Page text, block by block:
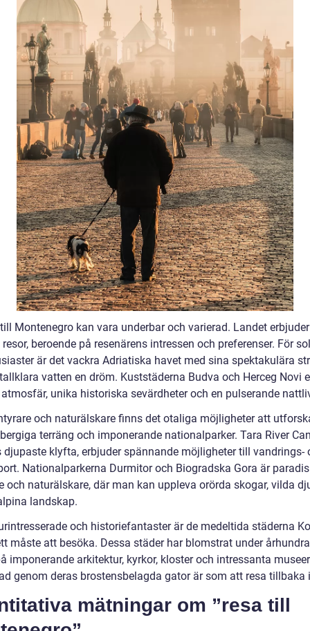
Montenegro kan vara underbar och varierad. Landet
beroende på resenärens intressen och preferenser. För
är det vackra Adriatiska havet med sina spektakulära
vatten en dröm. Kuststäderna Budva och Herceg Novi
unika historiska sevärdheter och en pulserande
och naturälskare finns det otaliga möjligheter att
terräng och imponerande nationalparker. Tara River
djupaste klyfta, erbjuder spännande möjligheter till vandrings-
Nationalparkerna Durmitor och Biogradska Gora är
och naturälskare, där man kan uppleva orörda skogar, vilda
landskap.
och historiefantaster är de medeltida städerna
måste att besöka. Dessa städer har blomstrat under
imponerande arkitektur, kyrkor, kloster och intressanta
genom deras brostensbelagda gator är som att resa tillbaka
mätningar om ”resa till